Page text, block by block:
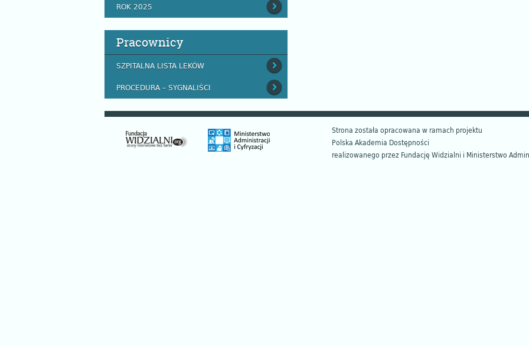
ROK 2025
Pracownicy
SZPITALNA LISTA LEKÓW
PROCEDURA – SYGNALIŚCI
Strona została opracowana w ramach projektu
Polska Akademia Dostępności
realizowanego przez Fundację Widzialni i Ministerstwo